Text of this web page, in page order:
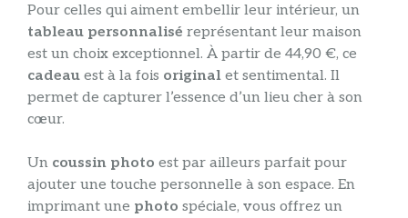
Pour celles qui aiment embellir leur intérieur, un
tableau personnalisé représentant leur maison
est un choix exceptionnel. À partir de 44,90 €, ce
cadeau est à la fois original et sentimental. Il
permet de capturer l’essence d’un lieu cher à son
cœur.
Un coussin photo est par ailleurs parfait pour
ajouter une touche personnelle à son espace. En
imprimant une photo spéciale, vous offrez un